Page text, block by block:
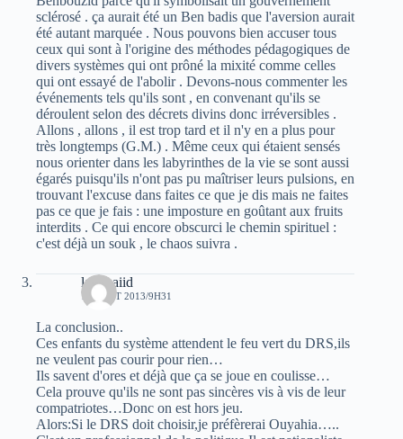
sclérosé . ça aurait été un Ben badis que l'aversion aurait
été autant marquée . Nous pouvons bien accuser tous
ceux qui sont à l'origine des méthodes pédagogiques de
divers systèmes qui ont prôné la mixité comme celles
qui ont essayé de l'abolir . Devons-nous commenter les
événements tels qu'ils sont , en convenant qu'ils se
déroulent selon des décrets divins donc irréversibles .
Allons , allons , il est trop tard et il n'y en a plus pour
très longtemps (G.M.) . Même ceux qui étaient sensés
nous orienter dans les labyrinthes de la vie se sont aussi
égarés puisqu'ils n'ont pas pu maîtriser leurs pulsions, en
trouvant l'excuse dans faites ce que je dis mais ne faites
pas ce que je fais : une imposture en goûtant aux fruits
interdits . Ce qui encore obscurci le chemin spirituel :
c'est déjà un souk , le chaos suivra .
laid baiid
18 AOÛT 2013/9H31
La conclusion..
Ces enfants du système attendent le feu vert du DRS,ils
ne veulent pas courir pour rien…
Ils savent d'ores et déjà que ça se joue en coulisse…
Cela prouve qu'ils ne sont pas sincères vis à vis de leur
compatriotes…Donc on est hors jeu.
Alors:Si le DRS doit choisir,je préfèrerai Ouyahia…..